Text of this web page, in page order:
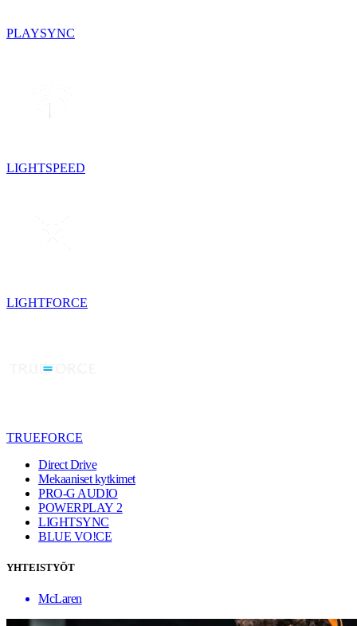
PLAYSYNC
LIGHTSPEED
LIGHTFORCE
TRUEFORCE
Direct Drive
Mekaaniset kytkimet
PRO-G AUDIO
POWERPLAY 2
LIGHTSYNC
BLUE VO!CE
YHTEISTYÖT
McLaren